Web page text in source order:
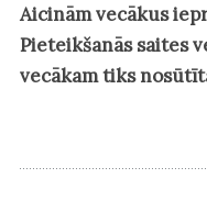
Aicinām vecākus
Pieteikšanās saites
vecākam tiks